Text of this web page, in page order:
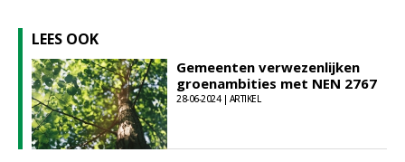
LEES OOK
Gemeenten verwezenlijken
groenambities met NEN 2767
28-06-2024 | ARTIKEL